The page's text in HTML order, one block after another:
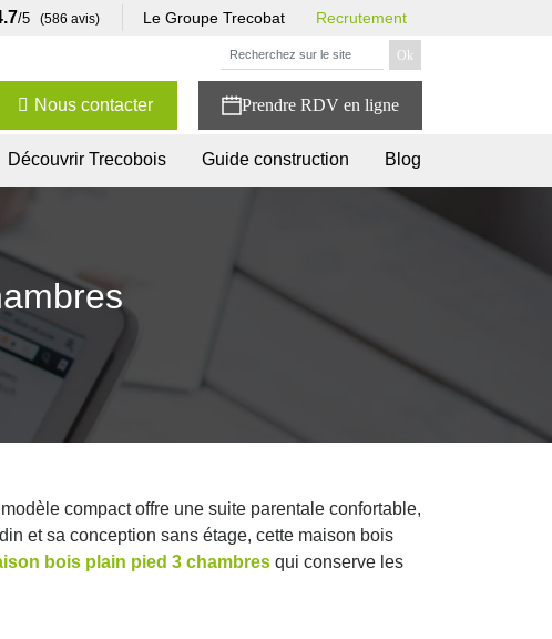
/5 (586 avis) Le Groupe Trecobat Recrutement
Nous contacter
Découvrir Trecobois Guide construction Blog
compact offre une suite parentale confortable,
et sa conception sans étage, cette maison bois
bois plain pied 3 chambres qui conserve les